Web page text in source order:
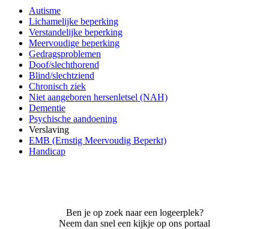
Autisme
Lichamelijke beperking
Verstandelijke beperking
Meervoudige beperking
Gedragsproblemen
Doof/slechthorend
Blind/slechtziend
Chronisch ziek
Niet aangeboren hersenletsel (NAH)
Dementie
Psychische aandoening
Verslaving
EMB (Ernstig Meervoudig Beperkt)
Handicap
Ben je op zoek naar een logeerplek?
Neem dan snel een kijkje op ons portaal